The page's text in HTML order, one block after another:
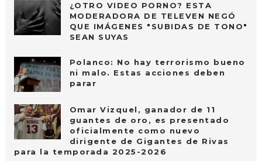
¿OTRO VIDEO PORNO? ESTA
MODERADORA DE TELEVEN NEGÓ
QUE IMÁGENES "SUBIDAS DE TONO"
SEAN SUYAS
Polanco: No hay terrorismo bueno
ni malo. Estas acciones deben
parar
Omar Vizquel, ganador de 11
guantes de oro, es presentado
oficialmente como nuevo
dirigente de Gigantes de Rivas
para la temporada 2025-2026